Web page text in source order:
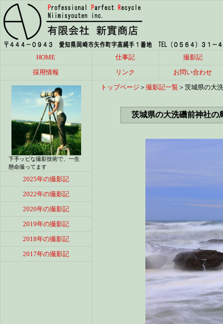
HOME 仕事記
撮影記
採用情報
リンク お問い合わせ
下手ッピな撮影技術で、一生
懸命撮ってます
トップページ ＞ 撮影記一覧 ＞茨城県の大
茨城県の大洗磯前神社の
2025年の撮影記
2022年の撮影記
2020年の撮影記
2019年の撮影記
2018年の撮影記
2017年の撮影記